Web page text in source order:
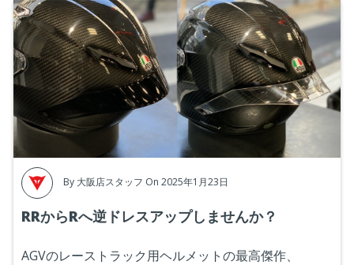
By 大阪店スタッフ On 2025年1月23日
RRからRへ逆ドレスアップしませんか？
AGVのレーストラック用ヘルメットの最高傑作、